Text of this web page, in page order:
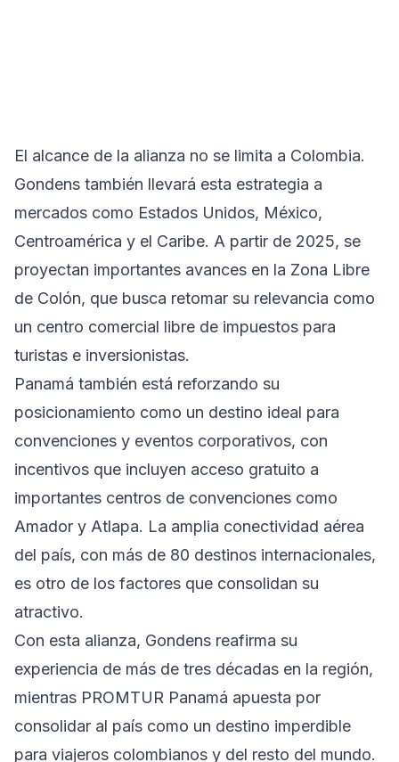
El alcance de la alianza no se limita a Colombia.
Gondens también llevará esta estrategia a
mercados como Estados Unidos, México,
Centroamérica y el Caribe. A partir de 2025, se
proyectan importantes avances en la Zona Libre
de Colón, que busca retomar su relevancia como
un centro comercial libre de impuestos para
turistas e inversionistas.
Panamá también está reforzando su
posicionamiento como un destino ideal para
convenciones y eventos corporativos, con
incentivos que incluyen acceso gratuito a
importantes centros de convenciones como
Amador y Atlapa. La amplia conectividad aérea
del país, con más de 80 destinos internacionales,
es otro de los factores que consolidan su
atractivo.
Con esta alianza, Gondens reafirma su
experiencia de más de tres décadas en la región,
mientras PROMTUR Panamá apuesta por
consolidar al país como un destino imperdible
para viajeros colombianos y del resto del mundo.